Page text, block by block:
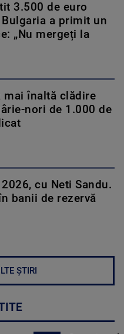
3.500 de euro
a primit un
„Nu mergeți la
mai înaltă clădire
nori de 1.000 de
cu Neti Sandu.
banii de rezervă
ȘTIRI